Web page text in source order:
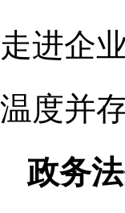
走进企
温度并
政务